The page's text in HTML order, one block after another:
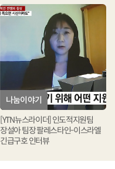
나눔이야기
[YTN뉴스라이더] 인도적지원팀
장설아 팀장 팔레스타인-이스라엘
긴급구호 인터뷰
나눔이야기
[YTN뉴스라이더] 인도적지원팀
장설아 팀장 팔레스타인-이스라엘
긴급구호 인터뷰